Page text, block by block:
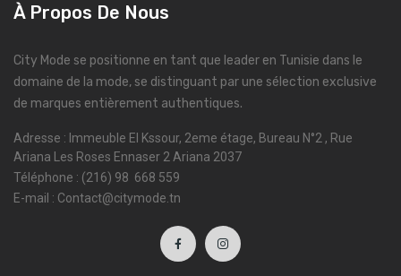
À Propos De Nous
City Mode se positionne en tant que leader en Tunisie dans le
domaine de la mode, se distinguant par une sélection exclusive
de marques entièrement authentiques.
Adresse : Immeuble El Kssour, 2eme étage, Bureau N°2 , Rue
Ariana Les Roses Ennaser 2 Ariana 2037
Téléphone : (216) 98 668 559
E-mail : Contact@citymode.tn